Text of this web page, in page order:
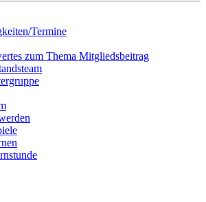
Termine
zum Thema Mitgliedsbeitrag